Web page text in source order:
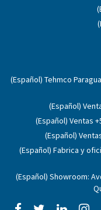
(Español) Tehmco
(Español)
(Español) Ventas
(Español)
(Español) Fabrica y
(Español) Showroom: